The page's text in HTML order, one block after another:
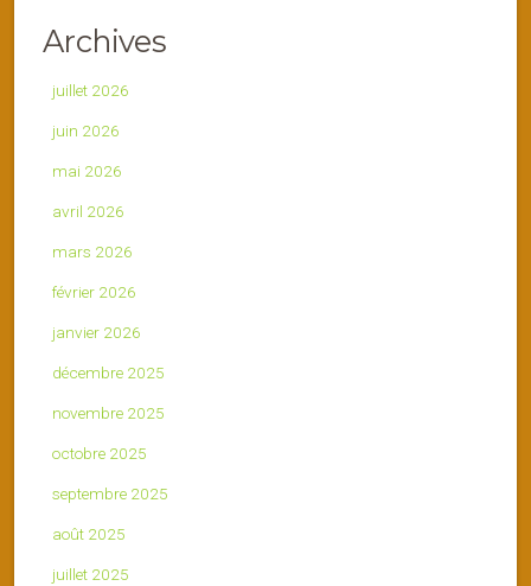
Archives
juillet 2026
juin 2026
mai 2026
avril 2026
mars 2026
février 2026
janvier 2026
décembre 2025
novembre 2025
octobre 2025
septembre 2025
août 2025
juillet 2025